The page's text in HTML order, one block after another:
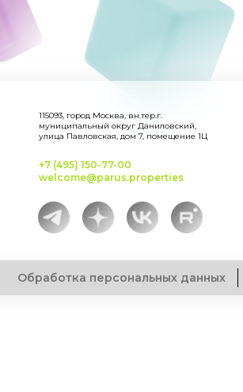
+7 (495) 150-77-00
welcome@parus.properties
115093, город Москва, вн.тер.г.
муниципальный округ Даниловский,
улица Павловская, дом 7, помещение 1Ц
Обработка персональных данных